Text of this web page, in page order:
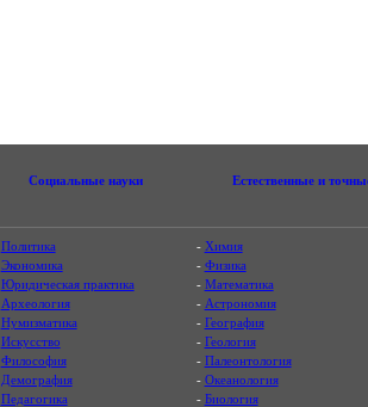
Социальные науки Естественные и
Политика
Экономика
Юридическая практика
Археология
Нумизматика
Искусство
Философия
Демография
Педагогика
- Химия
- Физика
- Математика
- Астрономия
- География
- Геология
- Палеонтология
- Океанология
- Биология